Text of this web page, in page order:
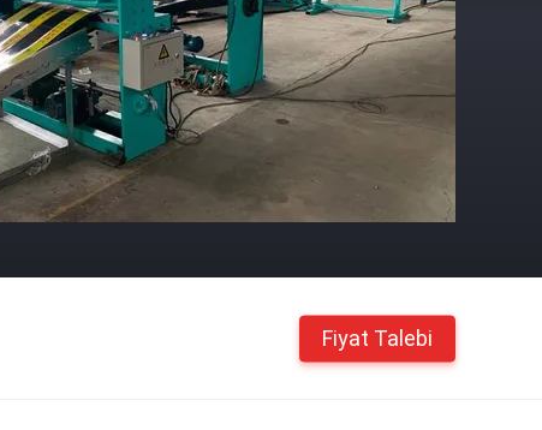
Fiyat Talebi